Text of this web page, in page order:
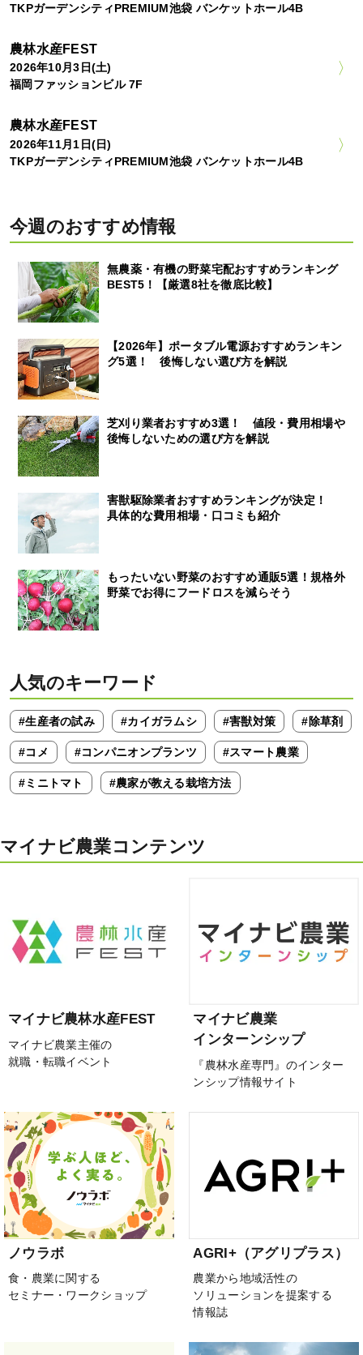
TKPガーデンシティPREMIUM池袋 バンケットホール4B
農林水産FEST
2026年10月3日(土)
福岡ファッションビル 7F
農林水産FEST
2026年11月1日(日)
TKPガーデンシティPREMIUM池袋 バンケットホール4B
今週のおすすめ情報
無農薬・有機の野菜宅配おすすめランキング
BEST5！【厳選8社を徹底比較】
【2026年】ポータブル電源おすすめランキン
グ5選！ 後悔しない選び方を解説
芝刈り業者おすすめ3選！ 値段・費用相場や
後悔しないための選び方を解説
害獣駆除業者おすすめランキングが決定！
具体的な費用相場・口コミも紹介
もったいない野菜のおすすめ通販5選！規格外
野菜でお得にフードロスを減らそう
人気のキーワード
#生産者の試み #カイガラムシ #害獣対策 #除草剤
#コメ #コンパニオンプランツ #スマート農業
#ミニトマト #農家が教える栽培方法
マイナビ農業コンテンツ
マイナビ農林水産FEST
マイナビ農業主催の
就職・転職イベント
マイナビ農業
インターンシップ
『農林水産専門』のインター
ンシップ情報サイト
ノウラボ
食・農業に関する
セミナー・ワークショップ
AGRI+（アグリプラス）
農業から地域活性の
ソリューションを提案する
情報誌